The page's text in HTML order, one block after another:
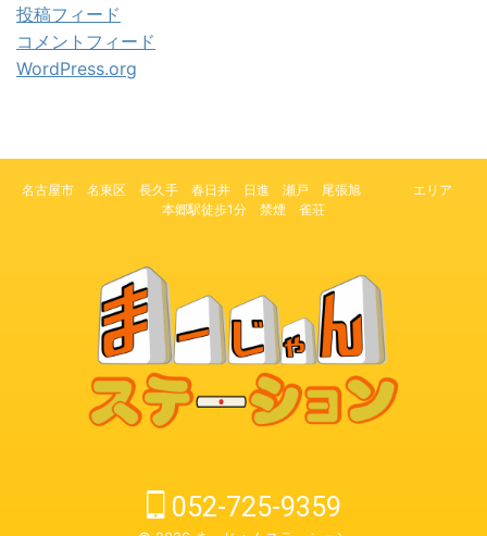
投稿フィード
コメントフィード
WordPress.org
名古屋市 名東区 長久手 春日井 日進 瀬戸 尾張旭 エリア
本郷駅徒歩1分 禁煙 雀荘
052-725-9359